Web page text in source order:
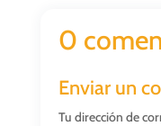
0
Enviar un
Tu dirección de